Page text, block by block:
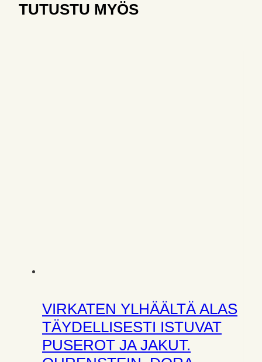
TUTUSTU MYÖS
VIRKATEN YLHÄÄLTÄ ALAS
TÄYDELLISESTI ISTUVAT
PUSEROT JA JAKUT.